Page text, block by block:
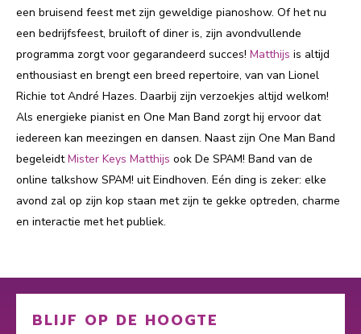
een bruisend feest met zijn geweldige pianoshow. Of het nu
een bedrijfsfeest, bruiloft of diner is, zijn avondvullende
programma zorgt voor gegarandeerd succes! Matthijs is altijd
enthousiast en brengt een breed repertoire, van van Lionel
Richie tot André Hazes. Daarbij zijn verzoekjes altijd welkom!
Als energieke pianist en One Man Band zorgt hij ervoor dat
iedereen kan meezingen en dansen. Naast zijn One Man Band
begeleidtMister Keys Matthijs ook De SPAM! Band van de
online talkshow SPAM! uit Eindhoven. Eén ding is zeker: elke
avond zal op zijn kop staan met zijn te gekke optreden, charme
en interactie met het publiek.
BLIJF OP DE HOOGTE